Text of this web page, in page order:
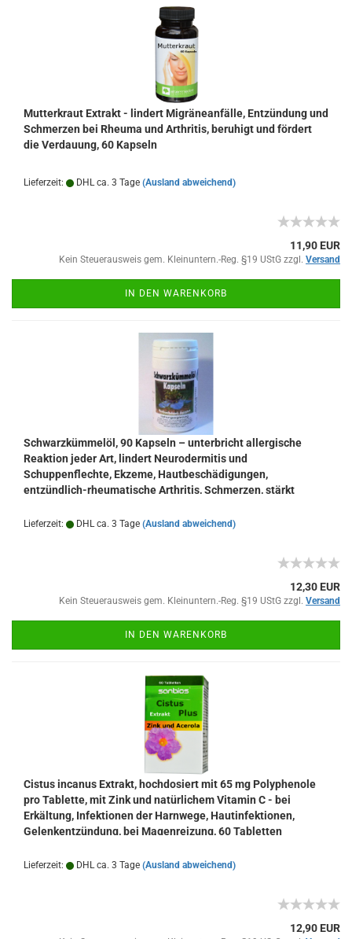
Mutterkraut Extrakt - lindert Migräneanfälle, Entzündung und
Schmerzen bei Rheuma und Arthritis, beruhigt und fördert
die Verdauung, 60 Kapseln
Lieferzeit: DHL ca. 3 Tage (Ausland abweichend)
11,90 EUR
Kein Steuerausweis gem. Kleinuntern.-Reg. §19 UStG zzgl. Versand
IN DEN WARENKORB
Schwarzkümmelöl, 90 Kapseln – unterbricht allergische
Reaktion jeder Art, lindert Neurodermitis und
Schuppenflechte, Ekzeme, Hautbeschädigungen,
entzündlich-rheumatische Arthritis, Schmerzen, stärkt
Lieferzeit: DHL ca. 3 Tage (Ausland abweichend)
12,30 EUR
Kein Steuerausweis gem. Kleinuntern.-Reg. §19 UStG zzgl. Versand
IN DEN WARENKORB
Cistus incanus Extrakt, hochdosiert mit 65 mg Polyphenole
pro Tablette, mit Zink und natürlichem Vitamin C - bei
Erkältung, Infektionen der Harnwege, Hautinfektionen,
Gelenkentzündung, bei Magenreizung, 60 Tabletten
Lieferzeit: DHL ca. 3 Tage (Ausland abweichend)
12,90 EUR